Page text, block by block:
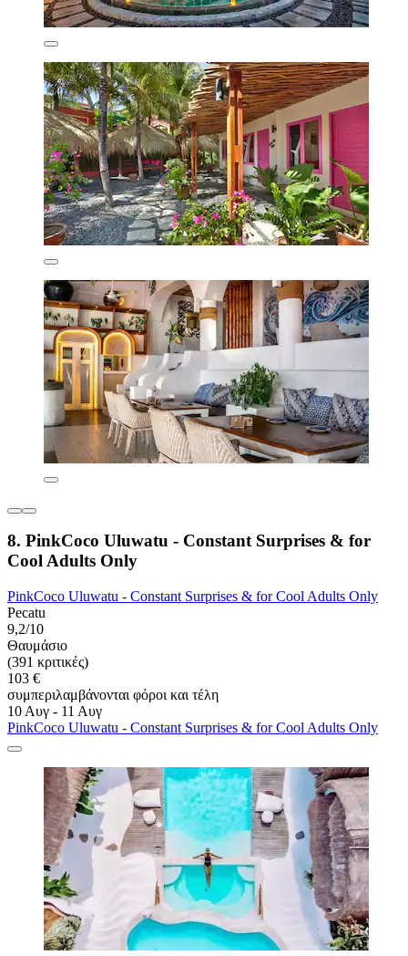
8. PinkCoco Uluwatu - Constant Surprises & for
Cool Adults Only
PinkCoco Uluwatu - Constant Surprises & for Cool Adults Only
Pecatu
9,2/10
Θαυμάσιο
(391 κριτικές)
103 €
συμπεριλαμβάνονται φόροι και τέλη
10 Αυγ - 11 Αυγ
PinkCoco Uluwatu - Constant Surprises & for Cool Adults Only